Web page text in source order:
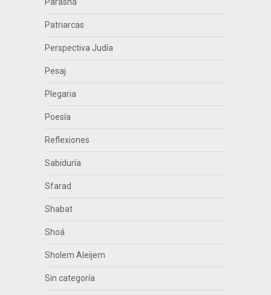
Patriarcas
Perspectiva Judía
Pesaj
Plegaria
Poesía
Reflexiones
Sabiduría
Sfarad
Shabat
Shoá
Sholem Aleijem
Sin categoría